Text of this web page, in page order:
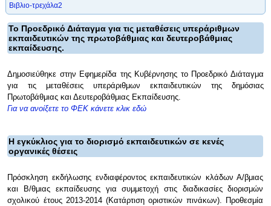
Βιβλιο-τρεχάλα2
Το Προεδρικό Διάταγμα για τις μεταθέσεις υπεράριθμων
εκπαιδευτικών της πρωτοβάθμιας και δευτεροβάθμιας
εκπαίδευσης.
Δημοσιεύθηκε στην Εφημερίδα της Κυβέρνησης το Προεδρικό Διάταγμα
για τις μεταθέσεις υπεράριθμων εκπαιδευτικών της δημόσιας
Πρωτοβάθμιας και Δευτεροβάθμιας Εκπαίδευσης.
Για να ανοίξετε το ΦΕΚ κάνετε κλικ εδώ
Η εγκύκλιος για το διορισμό εκπαιδευτικών σε κενές
οργανικές θέσεις
Πρόσκληση εκδήλωσης ενδιαφέροντος εκπαιδευτικών κλάδων Α/βμιας
και Β/θμιας εκπαίδευσης για συμμετοχή στις διαδικασίες διορισμών
σχολικού έτους 2013-2014 (Κατάρτιση οριστικών πινάκων). Προθεσμία